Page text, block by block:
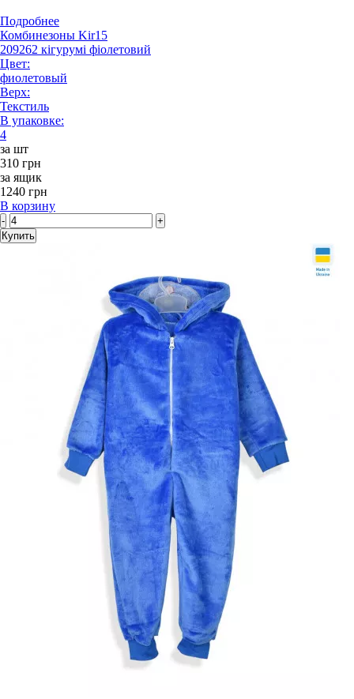
Подробнее
Комбинезоны Kir15
209262 кігурумі фіолетовий
Цвет:
фиолетовый
Верх:
Текстиль
В упаковке:
4
за шт
310 грн
за ящик
1240 грн
В корзину
-
+
Купить